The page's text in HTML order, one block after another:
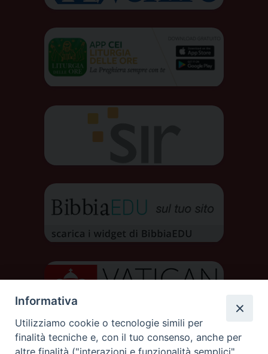
Informativa
Utilizziamo cookie o tecnologie simili per
finalità tecniche e, con il tuo consenso, anche per